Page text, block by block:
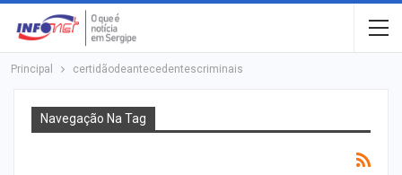
Principal certidãodeantecedentescriminais
Navegação Na Tag